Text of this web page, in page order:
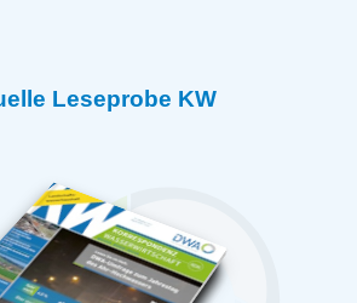
Leseprobe KW